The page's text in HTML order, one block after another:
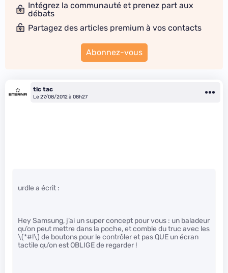
Intégrez la communauté et prenez part aux
débats
Partagez des articles premium à vos contacts
Abonnez-vous
tic tac
Le 27/08/2012 à 08h27
urdle a écrit :
Hey Samsung, j’ai un super concept pour vous : un baladeur
qu’on peut mettre dans la poche, et comble du truc avec les
\(*#!\) de boutons pour le contrôler et pas QUE un écran
tactile qu’on est OBLIGE de regarder !